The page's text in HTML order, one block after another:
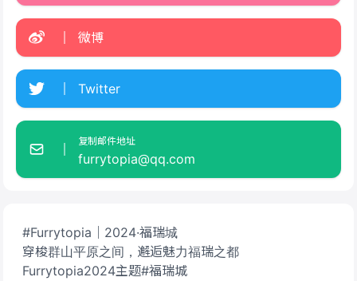
#Furrytopia｜2024·福瑞城
穿梭群山平原之间，邂逅魅力福瑞之都
Furrytopia2024主题#福瑞城
微博
Twitter
复制邮件地址
furrytopia@qq.com